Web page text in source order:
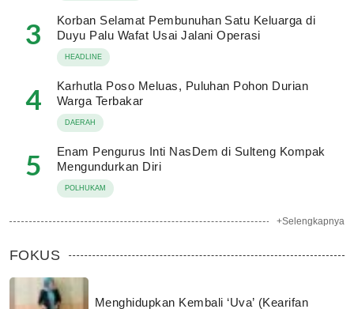
3
Korban Selamat Pembunuhan Satu Keluarga di
Duyu Palu Wafat Usai Jalani Operasi
HEADLINE
4
Karhutla Poso Meluas, Puluhan Pohon Durian
Warga Terbakar
DAERAH
5
Enam Pengurus Inti NasDem di Sulteng Kompak
Mengundurkan Diri
POLHUKAM
+Selengkapnya
FOKUS
Menghidupkan Kembali ‘Uva’ (Kearifan